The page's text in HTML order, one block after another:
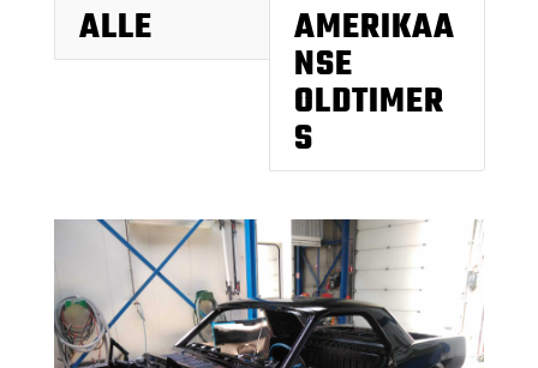
ALLE AMERIKAA
NSE
OLDTIMER
S